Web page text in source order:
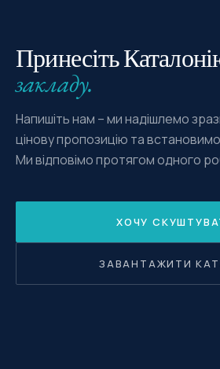
Принесіть
закладу.
Напишіть нам – ми надішлемо
цінову пропозицію та
Ми відповімо протягом одного
ХОЧУ
ЗАВАНТАЖИТИ